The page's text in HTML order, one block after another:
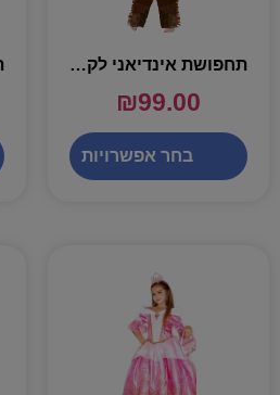
תחפושת אינדיאני לקטנטנים – שושי זוהר
₪99.00
בחר אפשרויות